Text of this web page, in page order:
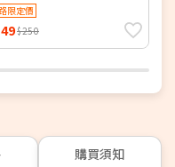
限定價
$250
購買須知